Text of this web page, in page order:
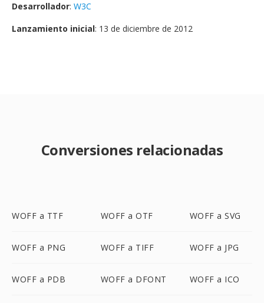
Desarrollador: W3C
Lanzamiento inicial: 13 de diciembre de 2012
Conversiones relacionadas
WOFF a TTF WOFF a OTF WOFF a SVG
WOFF a PNG WOFF a TIFF WOFF a JPG
WOFF a PDB WOFF a DFONT WOFF a ICO